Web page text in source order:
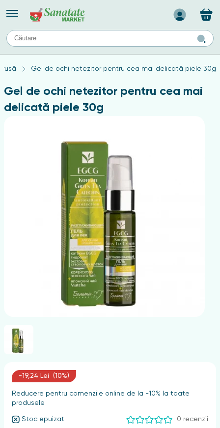
Назад
TIPURI DE TEN
Produse pentru ten mixt
Ten problematic
Produse pentru ten gras
Gel de ochi netezitor pentru cea mai delicată piele 30g
Gel de ochi netezitor pentru cea mai
delicată piele 30g
-19,24 Lei (10%)
Reducere pentru comenzile online de la -10% la toate
produsele
Stoc epuizat 0 recenzii